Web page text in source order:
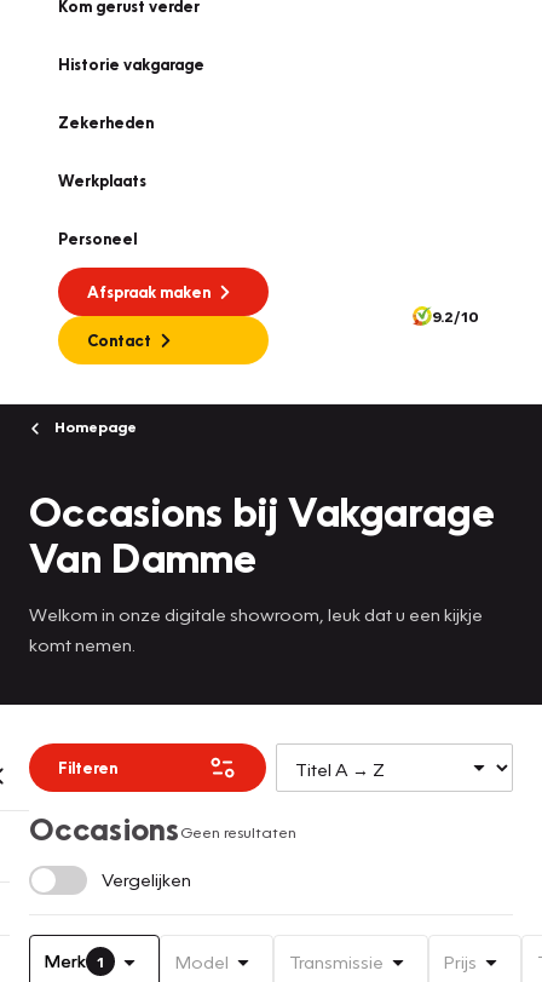
Kom gerust verder
Historie vakgarage
Zekerheden
Werkplaats
Personeel
Afspraak maken
Contact
9.2/10
Homepage
Occasions bij Vakgarage
Van Damme
Welkom in onze digitale showroom, leuk dat u een kijkje
komt nemen.
Filteren
OccasionsGeen resultaten
Vergelijken
Merk 1 Model Transmissie Prijs